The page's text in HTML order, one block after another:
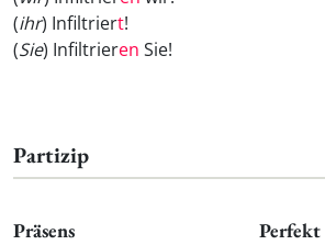
(ihr) Infiltriert!
(Sie) Infiltrieren Sie!
Partizip
Präsens Perfekt